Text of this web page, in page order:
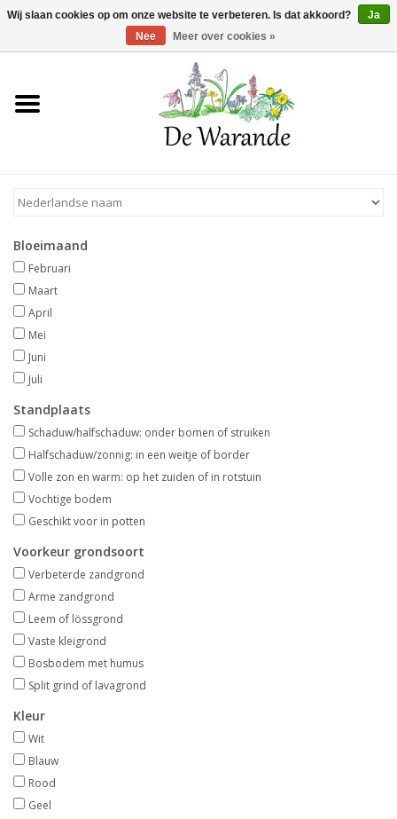
Winkelwagen >0 Artikelen - €0,00
Home
Voorjaarsbloeiers
Zomerbloeiers
Herfstbloeiers
Schaduwplanten
Aanbiedingen
Bodemverbetering
Overige producten
Advies
Onze tuinen!
Sterke Bollen Dagen
Nieuws
Bloeimaand
Februari
Maart
April
Mei
Juni
Juli
Standplaats
Schaduw/halfschaduw: onder bomen of struiken
Halfschaduw/zonnig: in een weitje of border
Volle zon en warm: op het zuiden of in rotstuin
Vochtige bodem
Geschikt voor in potten
Voorkeur grondsoort
Verbeterde zandgrond
Arme zandgrond
Leem of lössgrond
Vaste kleigrond
Bosbodem met humus
Split grind of lavagrond
Kleur
Wit
Blauw
Rood
Geel
Wij slaan cookies op om onze website te verbeteren. Is dat akkoord?
Ja
Nee
Meer over cookies »